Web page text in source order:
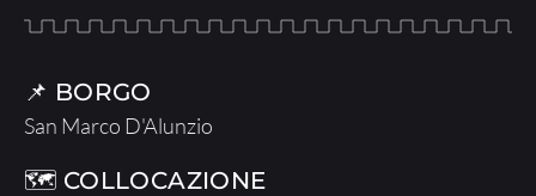
📌 BORGO
San Marco D'Alunzio
🗺 COLLOCAZIONE